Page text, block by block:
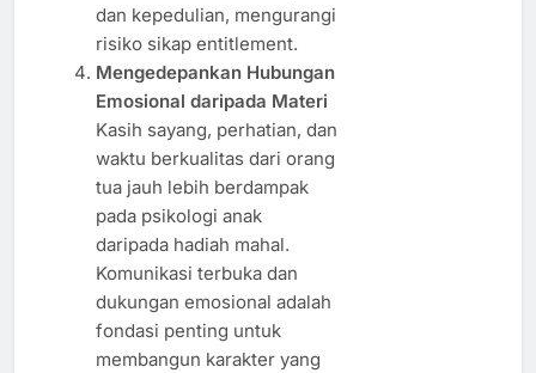
dan kepedulian, mengurangi
risiko sikap entitlement.
Mengedepankan Hubungan
Emosional daripada Materi
Kasih sayang, perhatian, dan
waktu berkualitas dari orang
tua jauh lebih berdampak
pada psikologi anak
daripada hadiah mahal.
Komunikasi terbuka dan
dukungan emosional adalah
fondasi penting untuk
membangun karakter yang